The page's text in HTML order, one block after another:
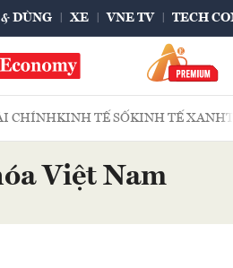
DÙNG XE VNE TV TECH
CHÍNHKINH TẾ SỐKINH TẾ XANH
Việt Nam